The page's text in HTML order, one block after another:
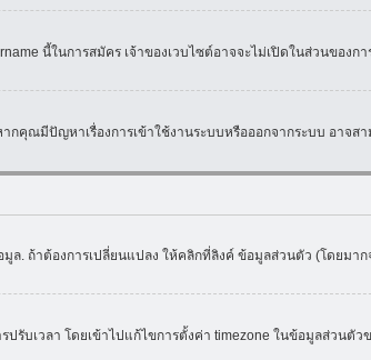
นี้ในการสมัคร เจ้าของเวบไซต์อาจจะไม่เปิดในส่วนขอ
คุณมีปัญหาเรื่องการเข้าใช้งานระบบหรือออกจากระบบ อาจส
. ถ้าต้องการเปลี่ยนแปลง ให้คลิกที่ลิงค์ ข้อมูลส่วนตัว (โดยม
บเวลา โดยเข้าไปแก้ไขการตั้งค่า timezone ในข้อมูลส่วน